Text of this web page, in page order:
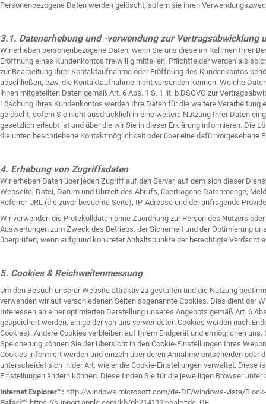
Personenbezogene Daten werden gelöscht, sofern sie ihren
3.1. Datenerhebung und -verwendung zur Vertragsabwicklung
Wir erheben personenbezogene Daten, wenn Sie uns diese im Rahmen Ihrer
Eröffnung eines Kundenkontos freiwillig mitteilen. Pflichtfelder werden als
zur Bearbeitung Ihrer Kontaktaufnahme oder Eröffnung des Kundenkontos
abschließen, bzw. die Kontaktaufnahme nicht versenden können. Welche
ihnen mitgeteilten Daten gemäß Art. 6 Abs. 1 S. 1 lit. b DSGVO zur
Löschung Ihres Kundenkontos werden Ihre Daten für die weitere
gelöscht, sofern Sie nicht ausdrücklich in eine weitere Nutzung Ihrer Daten
gesetzlich erlaubt ist und über die wir Sie in dieser Erklärung informieren. Die
die unten beschriebene Kontaktmöglichkeit oder über eine dafür vorgesehene
4. Erhebung von Zugriffsdaten
Wir erheben Daten über jeden Zugriff auf den Server, auf dem sich dieser
Webseite, Datei, Datum und Uhrzeit des Abrufs, übertragene Datenmenge,
Referrer URL (die zuvor besuchte Seite), IP-Adresse und der anfragende
Wir verwenden die Protokolldaten ohne Zuordnung zur Person des Nutzers
Auswertungen zum Zweck des Betriebs, der Sicherheit und der Optimierung
überprüfen, wenn aufgrund konkreter Anhaltspunkte der berechtigte Verdacht
5. Cookies & Reichweitenmessung
Um den Besuch unserer Website attraktiv zu gestalten und die Nutzung
verwenden wir auf verschiedenen Seiten sogenannte Cookies. Dies dient der
Interessen an einer optimierten Darstellung unseres Angebots gemäß Art. 6
gespeichert werden. Einige der von uns verwendeten Cookies werden nach
Cookies). Andere Cookies verbleiben auf Ihrem Endgerät und ermöglichen
Speicherung können Sie der Übersicht in den Cookie-Einstellungen Ihres
Cookies informiert werden und einzeln über deren Annahme entscheiden
unterscheidet sich in der Art, wie er die Cookie-Einstellungen verwaltet.
Einstellungen ändern können. Diese finden Sie für die jeweiligen Browser
Internet Explorer™: http://windows.microsoft.com/de-DE/windows-vista/